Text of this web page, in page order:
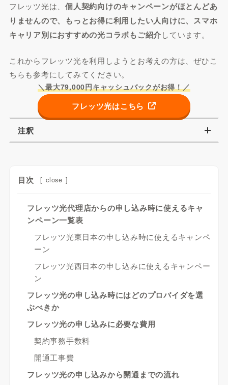
フレッツ光は、個人契約向けのキャンペーンがほとんどあ
りませんので、もっとお得に利用したい人向けに、スマホ
キャリア別におすすめの光コラボもご紹介しています。
これからフレッツ光を利用しようとお考えの方は、ぜひこ
ちらも参考にしてみてください。
＼最大79,000円キャッシュバックがお得！／
フレッツ光はこちら
注釈
目次 [ close ]
フレッツ光代理店からの申し込み時に使えるキャ
ンペーン一覧表
フレッツ光東日本の申し込み時に使えるキャンペ
ーン
フレッツ光西日本の申し込みに使えるキャンペー
ン
フレッツ光の申し込み時にはどのプロバイダを選
ぶべきか
フレッツ光の申し込みに必要な費用
契約事務手数料
開通工事費
フレッツ光の申し込みから開通までの流れ